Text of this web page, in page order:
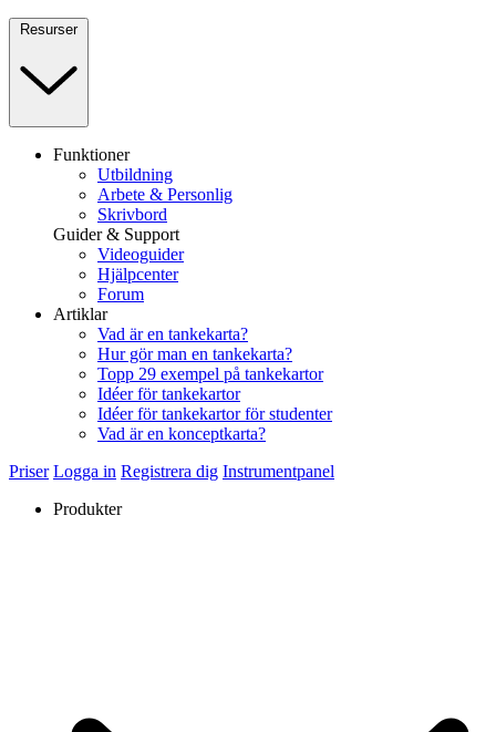
Resurser
Funktioner
Utbildning
Arbete & Personlig
Skrivbord
Guider & Support
Videoguider
Hjälpcenter
Forum
Artiklar
Vad är en tankekarta?
Hur gör man en tankekarta?
Topp 29 exempel på tankekartor
Idéer för tankekartor
Idéer för tankekartor för studenter
Vad är en konceptkarta?
Priser Logga in Registrera dig Instrumentpanel
Produkter